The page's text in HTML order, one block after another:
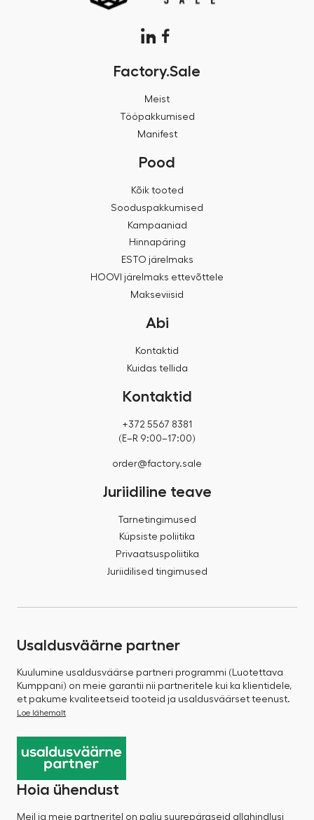
Factory.Sale
Meist
Tööpakkumised
Manifest
Pood
Kõik tooted
Sooduspakkumised
Kampaaniad
Hinnapäring
ESTO järelmaks
HOOVI järelmaks ettevõttele
Makseviisid
Abi
Kontaktid
Kuidas tellida
Kontaktid
+372 5567 8381
(E–R 9:00–17:00)
order@factory.sale
Juriidiline teave
Tarnetingimused
Küpsiste poliitika
Privaatsuspoliitika
Juriidilised tingimused
Usaldusväärne partner
Kuulumine usaldusväärse partneri programmi (Luotettava
Kumppani) on meie garantii nii partneritele kui ka klientidele,
et pakume kvaliteetseid tooteid ja usaldusväärset teenust.
Loe lähemalt
Hoia ühendust
Meil ja meie partneritel on palju suurepäraseid allahindlusi